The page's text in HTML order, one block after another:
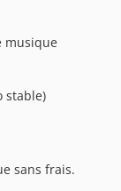
musique
stable)
sans frais.